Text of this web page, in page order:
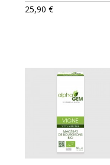
25,90€